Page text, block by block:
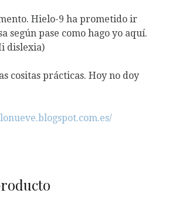
Hielo-9 ha prometido ir
según pase como hago yo aquí.
dislexia)
cositas prácticas. Hoy no doy